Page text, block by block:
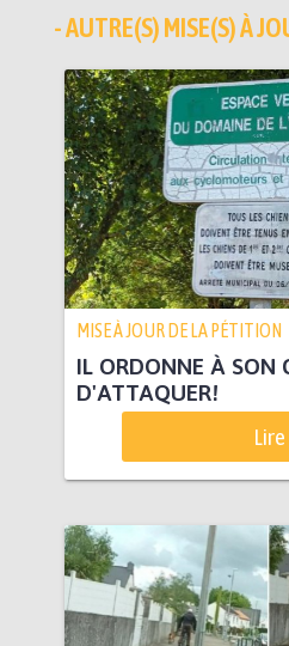
- AUTRE(S) MISE(S) À
MISE À JOUR DE LA PÉTITION
IL ORDONNE À SON
D'ATTAQUER!
Lire